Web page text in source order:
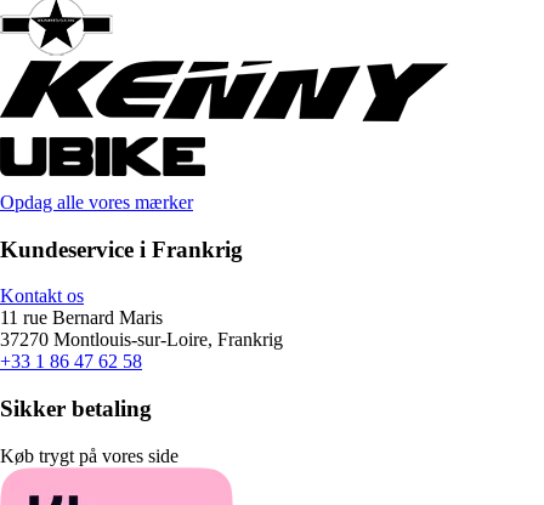
Opdag alle vores mærker
Kundeservice i Frankrig
Kontakt os
11 rue Bernard Maris
37270 Montlouis-sur-Loire, Frankrig
+33 1 86 47 62 58
Sikker betaling
Køb trygt på vores side